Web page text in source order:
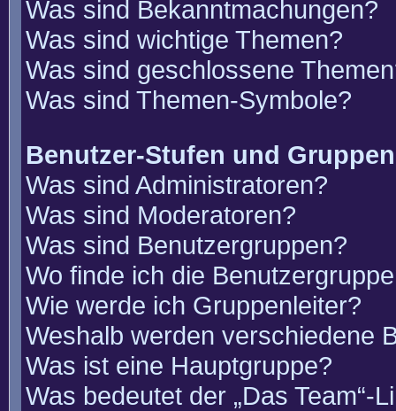
Was sind Bekanntmachungen?
Was sind wichtige Themen?
Was sind geschlossene
Was sind Themen-Symbole?
Benutzer-Stufen und Gruppen
Was sind Administratoren?
Was sind Moderatoren?
Was sind Benutzergruppen?
Wo finde ich die
Wie werde ich Gruppenleiter?
Weshalb werden verschiedene
Was ist eine Hauptgruppe?
Was bedeutet der „Das Team“-